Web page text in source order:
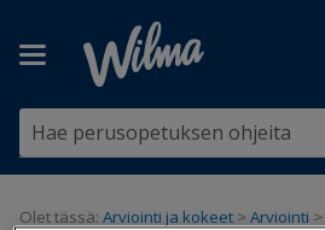
Olet tässä: Arviointi ja kokeet >Arviointi >